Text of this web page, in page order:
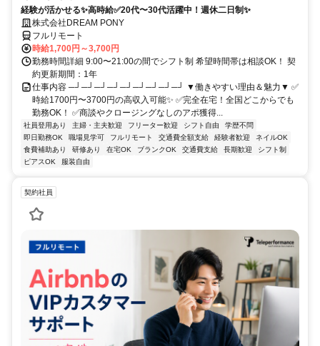
経験が活かせる✨高時給✅20代〜30代活躍中！週休二日制✨
株式会社DREAM PONY
フルリモート
時給1,700円～3,700円
勤務時間詳細 9:00〜21:00の間でシフト制 希望時間帯は相談OK！ 契
約更新期間：1年
仕事内容 ─┘─┘─┘─┘─┘─┘─┘─┘─┘ ▼働きやすい理由＆魅力▼ ✅
時給1700円〜3700円の高収入可能✨ ✅完全在宅！全国どこからでも
勤務OK！ ✅商談やクロージングなしのアポ獲得...
社員登用あり 主婦・主夫歓迎 フリーター歓迎 シフト自由
学歴不問
即日勤務OK
職場見学可 フルリモート 交通費全額支給 経験者歓迎
ネイルOK
食費補助あり
研修あり 在宅OK ブランクOK 交通費支給 長期歓迎
シフト制
ピアスOK
服装自由
契約社員